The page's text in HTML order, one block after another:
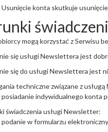
Usunięcie konta skutkuje
mogą korzystać z Serwisu
się usługi Newslettera jest
się do usługi Newslettera jest
techniczne związane z
posiadanie indywidualnego konta
świadczenia usługi Newsletter:
podanie w formularzu